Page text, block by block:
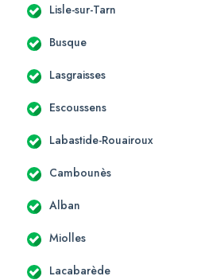
Lisle-sur-Tarn
Busque
Lasgraisses
Escoussens
Labastide-Rouairoux
Cambounès
Alban
Miolles
Lacabarède